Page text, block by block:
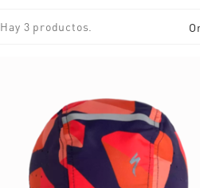
Hay 3 productos.